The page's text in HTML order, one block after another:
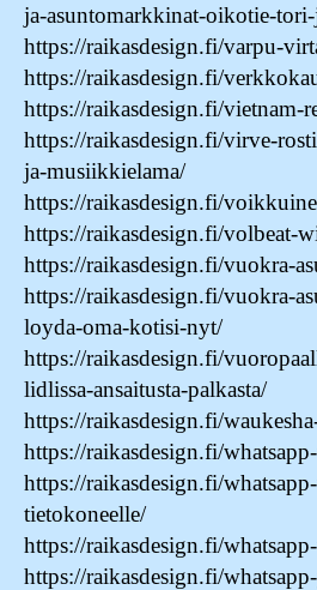
ja-asuntomarkkinat-oikotie-
https://raikasdesign.fi/varpu-
https://raikasdesign.fi/
https://raikasdesign.fi/vietnam-
https://raikasdesign.fi/virve-
ja-musiikkielama/
https://raikasdesign.fi/
https://raikasdesign.fi/volbeat-
https://raikasdesign.fi/vuokra-
https://raikasdesign.fi/vuokra-
loyda-oma-kotisi-nyt/
https://raikasdesign.fi/
lidlissa-ansaitusta-palkasta/
https://raikasdesign.fi/
https://raikasdesign.fi/
https://raikasdesign.fi/
tietokoneelle/
https://raikasdesign.fi/
https://raikasdesign.fi/